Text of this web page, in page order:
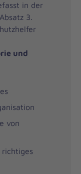
in der
3.
und
von
richtiges